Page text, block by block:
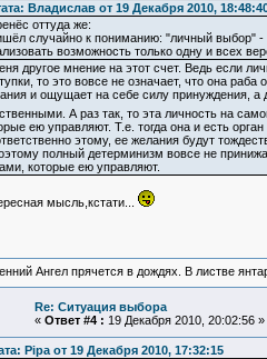
Владислав от 19 Декабря 2010,
оттуда же:
случайно к пониманию: "личный выбор" -
возможность только одну и всех
другое мнение на этот счет. Ведь если
то это вовсе не означает, что она
и ощущает на себе силу принуждения, а
А раз так, то эта личность на
ею управляют. Т.е. тогда она и есть
этому, ее желания будут
полный детерминизм вовсе не
которые ею управляют.
мысль,кстати...
Ангел прячется в дождях. В листве
Re: Ситуация выбора
« Ответ #4 : 19 Декабря 2010, 20:02:56 »
Pipa от 19 Декабря 2010, 17:32:15